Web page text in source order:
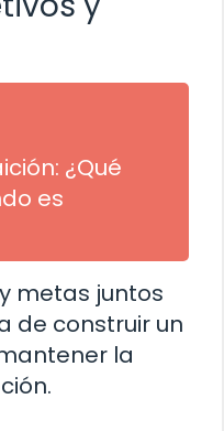
¿Qué
es
metas juntos
de construir un
la